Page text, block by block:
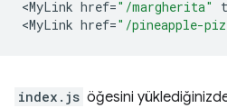
<MyLink href="/margherita"
<MyLink href="/pineapple-
index.js öğesini